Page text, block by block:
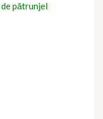
de pătrunjel